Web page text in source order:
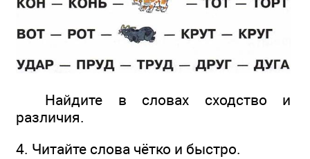
Найдите в словах сходство и
различия.
4. Читайте слова чётко и быстро.